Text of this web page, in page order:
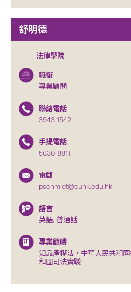
舒明德
法律學院
職銜
專業顧問
聯絡電話
3943 1542
手提電話
5630 8811
電郵
pschmidt@cuhk.edu.hk
語言
英語, 普通話
專業範疇
知識產權法，中華人民共和
和國司法實踐